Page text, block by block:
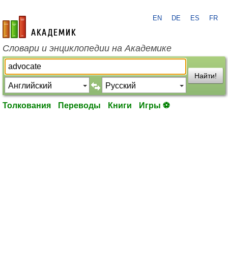
academic.ru
EN DE ES FR
Словари и энциклопедии на Академике
Найти!
Толкования Переводы Книги Игры ⚽